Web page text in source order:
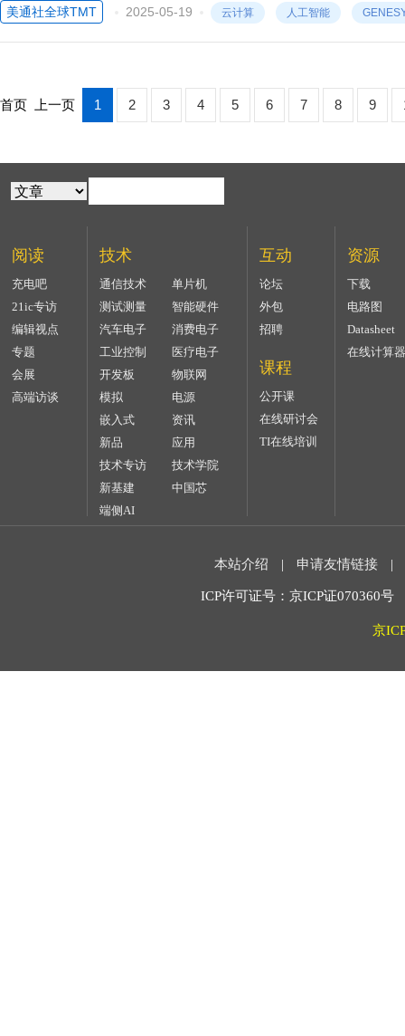
美通社全球TMT
2025-05-19 云计算 人工智能
首页 上一页 1 2 3 4 5 6 7 8 9
阅读
充电吧
21ic专访
编辑视点
专题
会展
高端访谈
技术
通信技术
单片机
测试测量
智能硬件
汽车电子
消费电子
工业控制
医疗电子
开发板
物联网
模拟
电源
嵌入式
资讯
新品
应用
技术专访
技术学院
新基建
中国芯
端侧AI
互动
论坛
外包
招聘
课程
公开课
在线研讨会
TI在线培训
资源
下载
电路图
Datasheet
在线计算器
本站介绍 | 申请友情链接 |
ICP许可证号：京ICP证070360
京